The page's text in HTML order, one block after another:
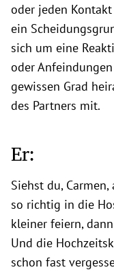
oder jeden
ein
sich um eine
oder
gewissen Grad
des Partners mit.
Er:
Siehst du,
so richtig in die
kleiner feiern,
Und die
schon fast